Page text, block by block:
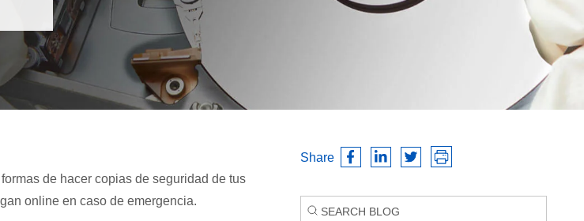
de hacer copias de seguridad de tus
online en caso de emergencia.
Share